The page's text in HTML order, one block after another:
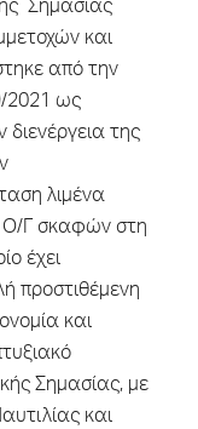
Σημασίας
και
από την
2021 ως
της
λιμένα
Ο/Γ σκαφών στη
έχει
προστιθέμενη
και
Σημασίας, με
και